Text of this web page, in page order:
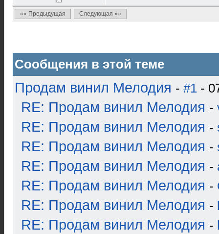
«« Предыдущая Следующая »»
Сообщения в этой теме
Продам винил Мелодия - #1 -
RE: Продам винил Мелодия -
RE: Продам винил Мелодия -
RE: Продам винил Мелодия -
RE: Продам винил Мелодия -
RE: Продам винил Мелодия -
RE: Продам винил Мелодия -
RE: Продам винил Мелодия -